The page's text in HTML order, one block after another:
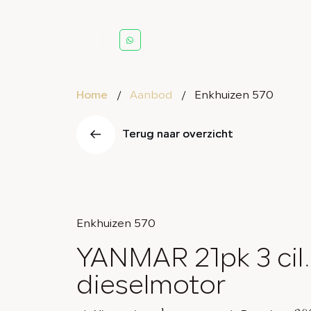
Home Aanbod Enkhuizen 570
Terug naar overzicht
Terug naar overzicht
Enkhuizen 570
YANMAR 21pk 3 cil.
dieselmotor